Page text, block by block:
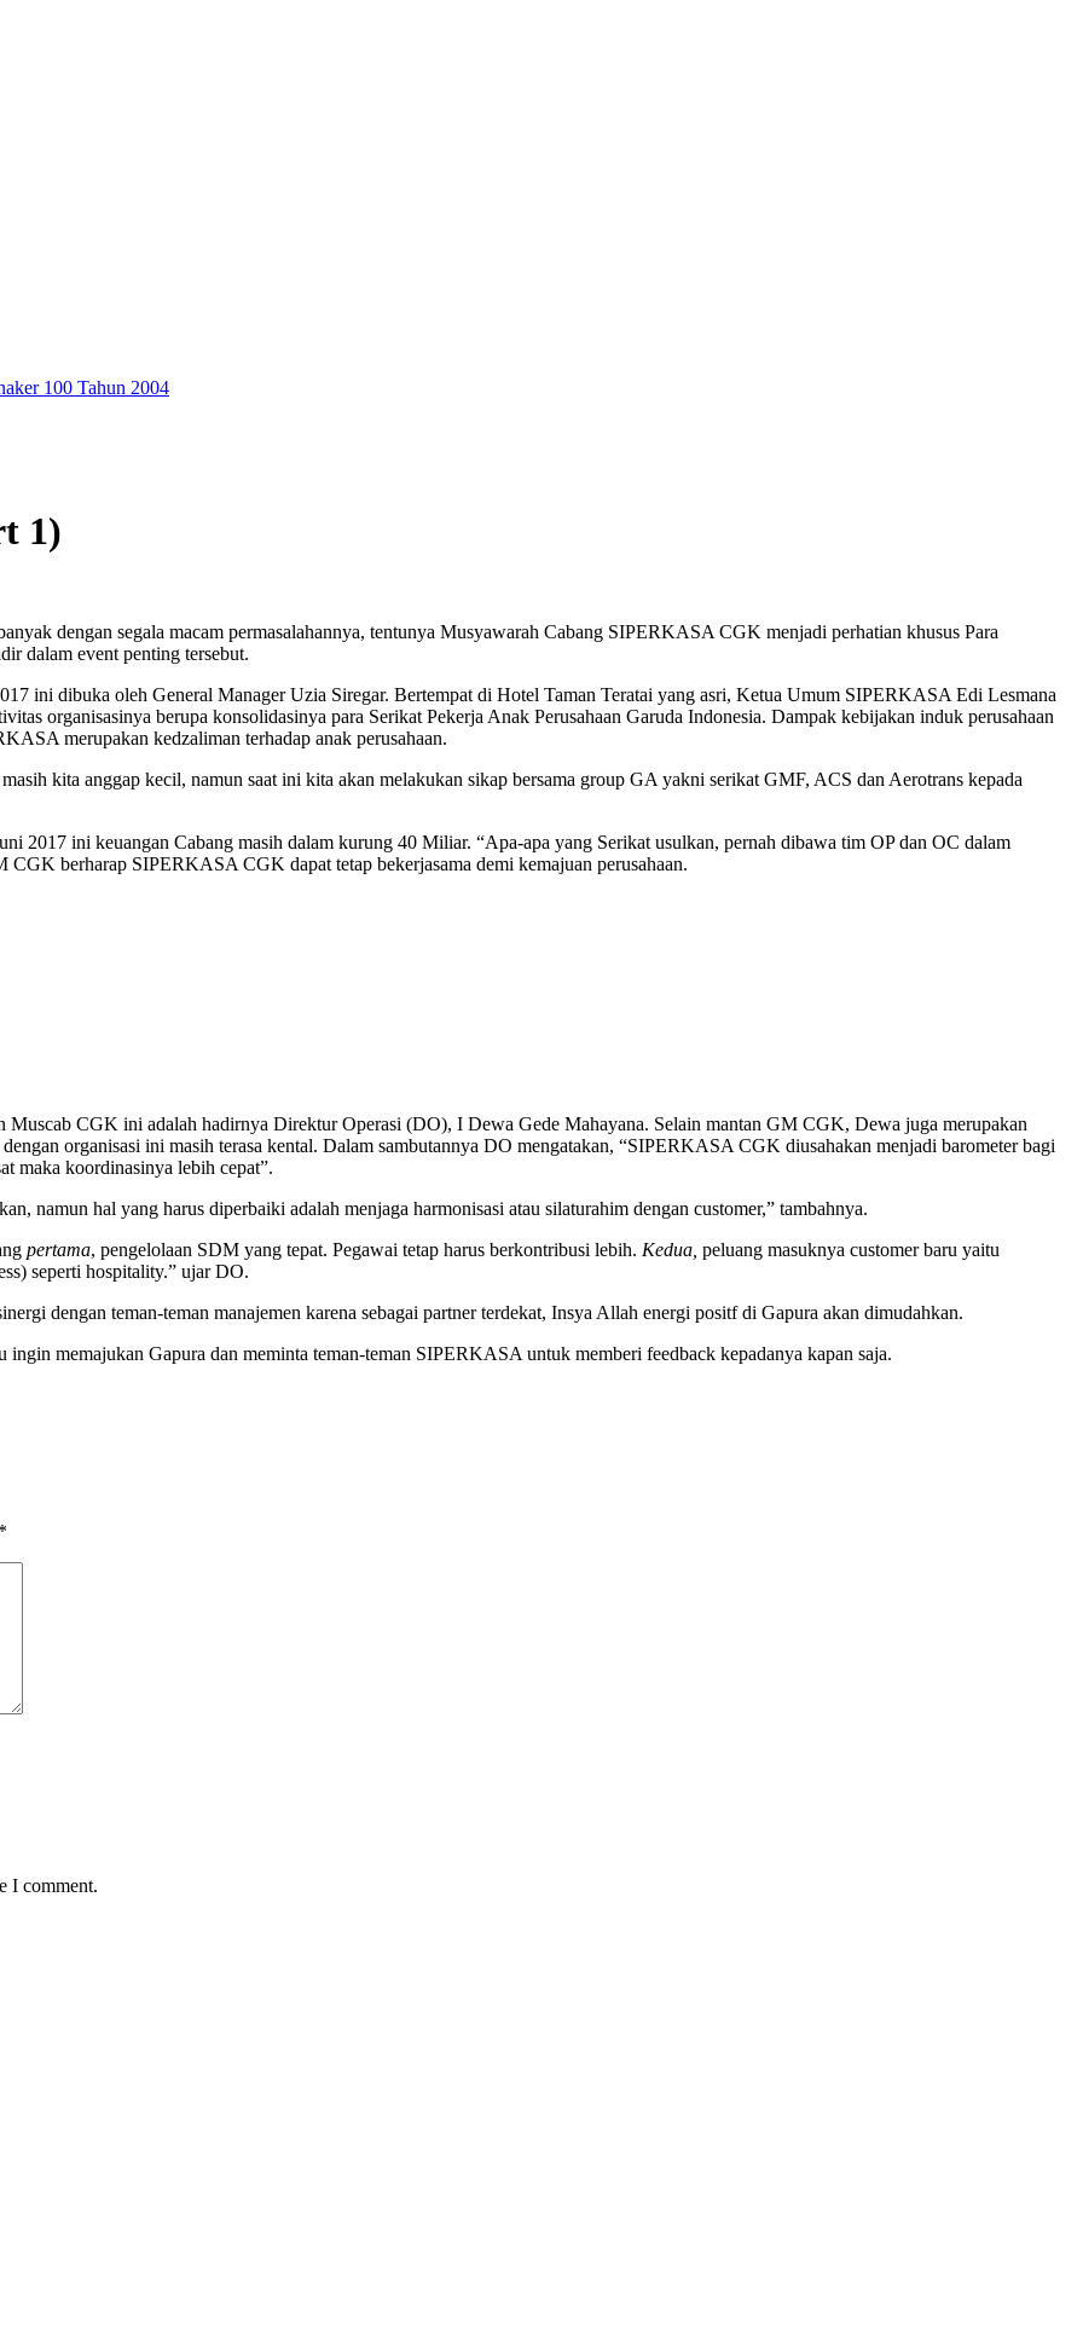
100 Tahun 2004
1)
dengan segala macam permasalahannya, tentunya Musyawarah Cabang SIPERKASA CGK menjadi perhatian khusus Para
dalam event penting tersebut.
ini dibuka oleh General Manager Uzia Siregar. Bertempat di Hotel Taman Teratai yang asri, Ketua Umum SIPERKASA Edi Lesmana
organisasinya berupa konsolidasinya para Serikat Pekerja Anak Perusahaan Garuda Indonesia. Dampak kebijakan induk perusahaan
merupakan kedzaliman terhadap anak perusahaan.
kita anggap kecil, namun saat ini kita akan melakukan sikap bersama group GA yakni serikat GMF, ACS dan Aerotrans kepada
2017 ini keuangan Cabang masih dalam kurung 40 Miliar. “Apa-apa yang Serikat usulkan, pernah dibawa tim OP dan OC dalam
berharap SIPERKASA CGK dapat tetap bekerjasama demi kemajuan perusahaan.
Muscab CGK ini adalah hadirnya Direktur Operasi (DO), I Dewa Gede Mahayana. Selain mantan GM CGK, Dewa juga merupakan
organisasi ini masih terasa kental. Dalam sambutannya DO mengatakan, “SIPERKASA CGK diusahakan menjadi barometer bagi
maka koordinasinya lebih cepat”.
namun hal yang harus diperbaiki adalah menjaga harmonisasi atau silaturahim dengan customer,” tambahnya.
pertama, pengelolaan SDM yang tepat. Pegawai tetap harus berkontribusi lebih. Kedua, peluang masuknya customer baru yaitu
seperti hospitality.” ujar DO.
dengan teman-teman manajemen karena sebagai partner terdekat, Insya Allah energi positf di Gapura akan dimudahkan.
memajukan Gapura dan meminta teman-teman SIPERKASA untuk memberi feedback kepadanya kapan saja.
*
I comment.